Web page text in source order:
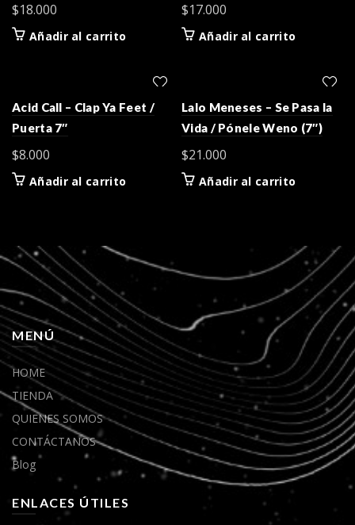
$18.000
Añadir al carrito
$17.000
Añadir al carrito
Acid Call – Clap Ya Feet /
Puerta 7″
$8.000
Añadir al carrito
Lalo Meneses – Se Pasa la
Vida / Pónele Weno (7″)
$21.000
Añadir al carrito
MENÚ
HOME
TIENDA
QUIENES SOMOS
CONTÁCTANOS
Blog
ENLACES ÚTILES